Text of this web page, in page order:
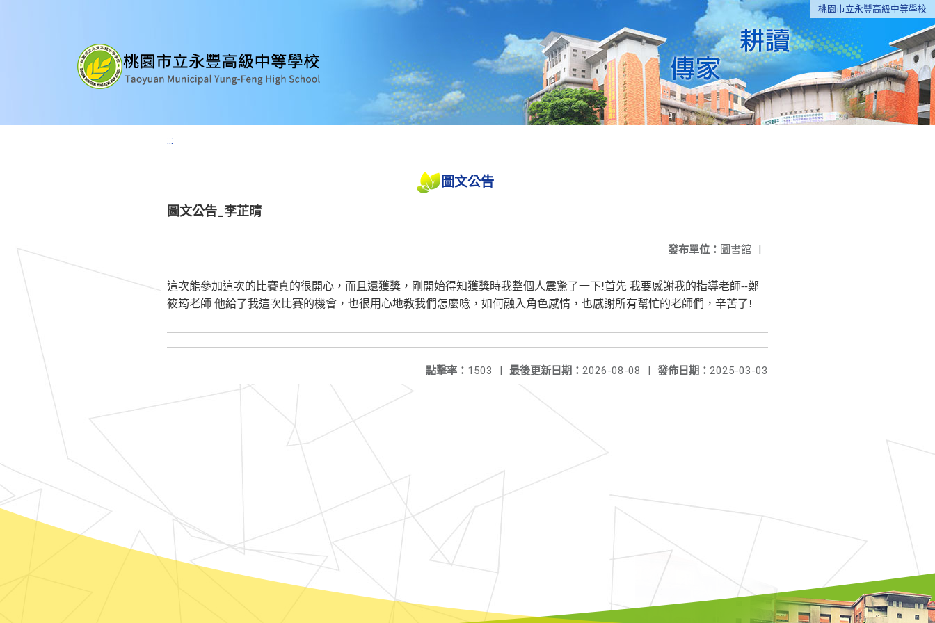
桃園市立永豐高級中等學校
:::
圖文公告
圖文公告_李芷晴
發布單位： 圖書館 |
這次能參加這次的比賽真的很開心，而且還獲獎，剛開始得知獲獎時我整個人震驚了一下!首先 我要感謝我的指導老師--鄭
筱筠老師 他給了我這次比賽的機會，也很用心地教我們怎麼唸，如何融入角色感情，也感謝所有幫忙的老師們，辛苦了!
發佈日期： 2025-03-03
最後更新日期： 2026-08-08 |
點擊率： 1503 |